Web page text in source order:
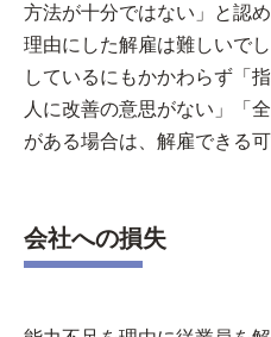
方法が十分ではない」と認
理由にした解雇は難しいで
しているにもかかわらず「
人に改善の意思がない」「
がある場合は、解雇できる
会社への損失